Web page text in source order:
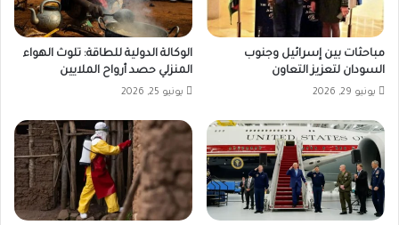
مباحثات بين إسرائيل وجنوب
السودان لتعزيز التعاون
يونيو 29, 2026
الوكالة الدولية للطاقة: تلوث الهواء
المنزلي حصد أرواح الملايين
يونيو 25, 2026